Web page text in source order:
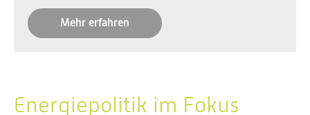
Mehr erfahren
Energiepolitik im Fokus